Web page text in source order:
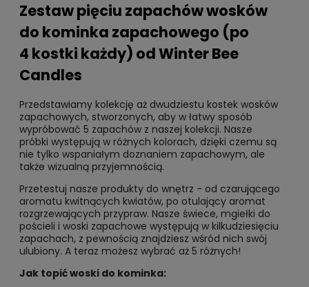
Zestaw pięciu zapachów wosków
do kominka zapachowego (po
4 kostki każdy) od Winter Bee
Candles
Przedstawiamy kolekcję aż dwudziestu kostek wosków
zapachowych, stworzonych, aby w łatwy sposób
wypróbować 5 zapachów z naszej kolekcji. Nasze
próbki występują w różnych kolorach, dzięki czemu są
nie tylko wspaniałym doznaniem zapachowym, ale
także wizualną przyjemnością.
Przetestuj nasze produkty do wnętrz - od czarującego
aromatu kwitnących kwiatów, po otulający aromat
rozgrzewających przypraw. Nasze świece, mgiełki do
pościeli i woski zapachowe występują w kilkudziesięciu
zapachach, z pewnością znajdziesz wśród nich swój
ulubiony. A teraz możesz wybrać aż 5 różnych!
Jak topić woski do kominka: